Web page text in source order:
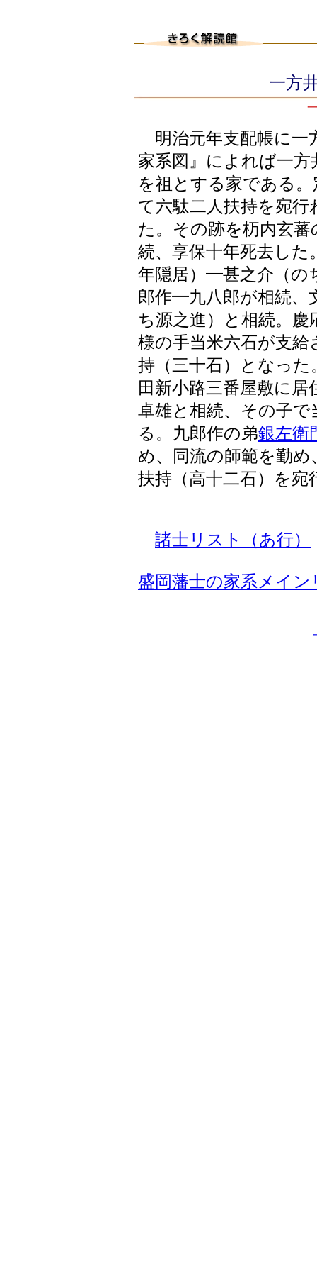
一方
明治元年支配帳に一
家系図』によれば一方
を祖とする家である
て六駄二人扶持を宛
た。その跡を杤内玄
続、享保十年死去した
年隠居）━甚之介（の
郎作━九八郎が相続、
ち源之進）と相続。
様の手当米六石が支
持（三十石）となった
田新小路三番屋敷に
卓雄と相続、その子
る。九郎作の弟銀左衛
め、同流の師範を勤
扶持（高十二石）を宛
諸士リスト（あ行）
盛岡藩士の家系メイン